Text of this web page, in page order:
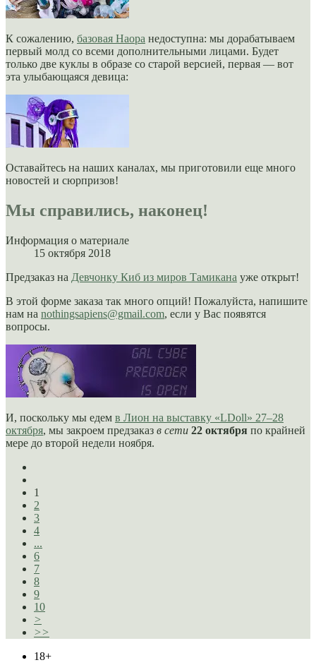
К сожалению, базовая Наора недоступна: мы дорабатываем
первый молд со всеми дополнительными лицами. Будет
только две куклы в образе со старой версией, первая — вот
эта улыбающаяся девица:
Оставайтесь на наших каналах, мы приготовили еще много
новостей и сюрпризов!
Мы справились, наконец!
Информация о материале
15 октября 2018
Предзаказ на Девчонку Киб из миров Тамикана уже открыт!
В этой форме заказа так много опций! Пожалуйста, напишите
нам на nothingsapiens@gmail.com, если у Вас появятся
вопросы.
И, поскольку мы едем в Лион на выставку «LDoll» 27–28
октября, мы закроем предзаказ в сети 22 октября по крайней
мере до второй недели ноября.
1
2
3
4
...
6
7
8
9
10
>
>>
18+